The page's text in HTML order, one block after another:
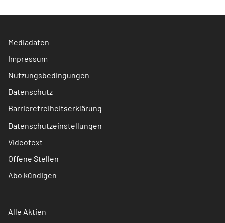
Mediadaten
Impressum
Nutzungsbedingungen
Datenschutz
Barrierefreiheitserklärung
Datenschutzeinstellungen
Videotext
Offene Stellen
Abo kündigen
Alle Aktien